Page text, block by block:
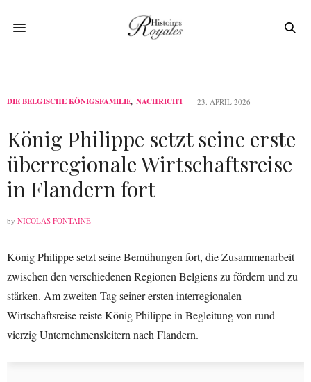
DIE BELGISCHE KÖNIGSFAMILIE, NACHRICHT 23. APRIL 2026
König Philippe setzt seine erste
überregionale Wirtschaftsreise
in Flandern fort
by NICOLAS FONTAINE
König Philippe setzt seine Bemühungen fort, die Zusammenarbeit
zwischen den verschiedenen Regionen Belgiens zu fördern und zu
stärken. Am zweiten Tag seiner ersten interregionalen
Wirtschaftsreise reiste König Philippe in Begleitung von rund
vierzig Unternehmensleitern nach Flandern.